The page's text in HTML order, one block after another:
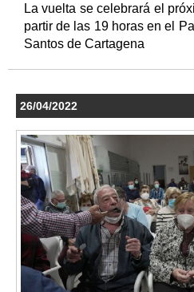
La vuelta se celebrará el
partir de las 19 horas en el
Santos de Cartagena
26/04/2022